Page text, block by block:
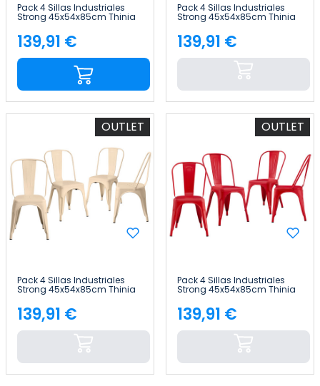
Pack 4 Sillas Industriales
Strong 45x54x85cm Thinia
Home
Precio
139,91 €
Pack 4 Sillas Industriales
Strong 45x54x85cm Thinia
Home
Precio
139,91 €
OUTLET
Pack 4 Sillas Industriales
Strong 45x54x85cm Thinia
Precio
139,91 €
OUTLET
Pack 4 Sillas Industriales
Strong 45x54x85cm Thinia
Precio
139,91 €